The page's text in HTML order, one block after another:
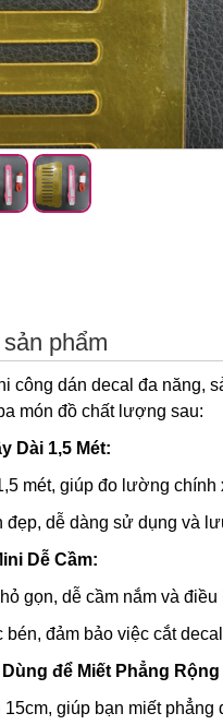
phẩm
công dán decal đa năng,
món đồ chất lượng sau:
Dài 1,5 Mét:
mét, giúp đo lường chính
đẹp, dễ dàng sử dụng và
Dễ Cầm:
gọn, dễ cầm nắm và
bén, đảm bảo việc cắt
để Miết Phẳng Rộng
15cm, giúp bạn miết